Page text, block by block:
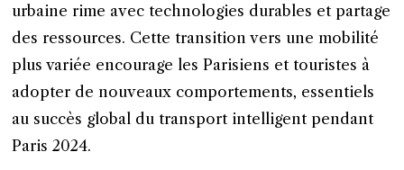
urbaine rime avec technologies durables et partage
des ressources. Cette transition vers une mobilité
plus variée encourage les Parisiens et touristes à
adopter de nouveaux comportements, essentiels
au succès global du transport intelligent pendant
Paris 2024.